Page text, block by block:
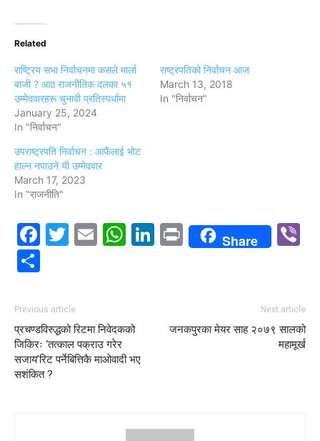
Related
राष्ट्रिय सभा निर्वाचनमा कसले मार्ला
बाजी ? आठ राजनीतिक दलका ५१
उम्मेदवारहरू चुनावी प्रतिस्पर्धामा
January 25, 2024
In "निर्वाचन"
राष्ट्रपतिको निर्वाचन आज
March 13, 2018
In "निर्वाचन"
उपराष्ट्रपति निर्वाचन : आफैंलाई भोट
हाल्न नपाउने यी उम्‍मेदवार
March 17, 2023
In "राजनीति"
Facebook
Twitter
EmailWhatsApp
LinkedIn
PrintShare
Previous article
प्रचण्डविरुद्धको रिटमा निवेदकको
जिकिरः ‘तत्काल पक्राउ गरेर
सजाय’रिट पर्नेबित्तिकै माओवादी भए
सशंकित ?
Next article
जनकपुरका मेयर साह २०७९ सालको
महामूर्ख